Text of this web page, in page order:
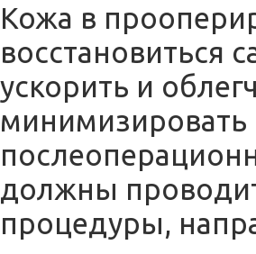
Кожа в
восстановиться
ускорить и
должны
процедуры,